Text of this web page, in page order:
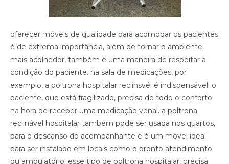
oferecer móveis de qualidade para acomodar os pacientes
é de extrema importância, além de tornar o ambiente
mais acolhedor, também é uma maneira de respeitar a
condição do paciente. na sala de medicações, por
exemplo, a poltrona hospitalar reclinsvél é indispensável. o
paciente, que está fragilizado, precisa de todo o conforto
na hora de receber uma medicação venal. a poltrona
reclinável hospitalar também pode ser usada nos quartos,
para o descanso do acompanhante e é um móvel ideal
para ser instalado em locais como o pronto atendimento
ou ambulatório. esse tipo de poltrona hospitalar, precisa